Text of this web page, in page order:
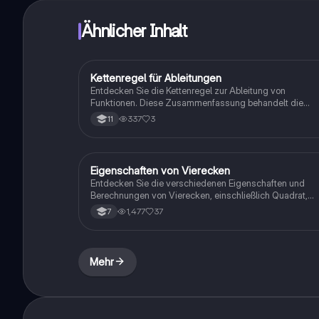
Ähnlicher Inhalt
Mathe
Kettenregel für Ableitungen
Entdecken Sie die Kettenregel zur Ableitung von
Funktionen. Diese Zusammenfassung behandelt die
Schritte zur Anwendung der Regel, Beispiele für einfache
Funktionen, e-Funktionen und Wurzelfunktionen. Ideal für
11 337 3
Mathe
Eigenschaften von Vierecken
Entdecken Sie die verschiedenen Eigenschaften und
Berechnungen von Vierecken, einschließlich Quadrat,
Rechteck, Parallelogramm und Trapez. Diese Übersicht
behandelt die Symmetrieachsen, Winkelsummen und
Prüfungen.
7 1,477 37
Mehr